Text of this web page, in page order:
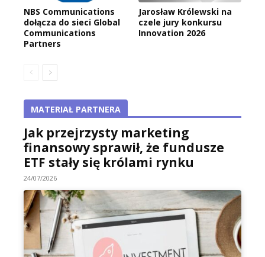
NBS Communications
dołącza do sieci Global
Communications
Partners
Jarosław Królewski na
czele jury konkursu
Innovation 2026
MATERIAŁ PARTNERA
Jak przejrzysty marketing
finansowy sprawił, że fundusze
ETF stały się królami rynku
24/07/2026